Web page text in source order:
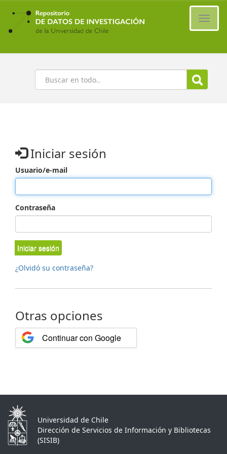
Ir
contenido
principal
Buscar
Iniciar sesión
Usuario/e-mail
Contraseña
Iniciar sesión
¿Olvidó su contraseña?
Otras opciones
Continuar con Google
Universidad de Chile
Dirección de Servicios de Información y Bibliotecas
(SISIB)